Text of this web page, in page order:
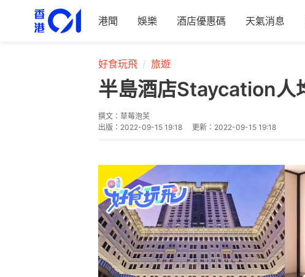
港聞 娛樂 酒店優惠碼 天氣消息
好食玩飛 旅遊
半島酒店Staycation人
撰文： 草莓泡芙
出版： 2022-09-15 19:18 更新： 2022-09-15 19:18